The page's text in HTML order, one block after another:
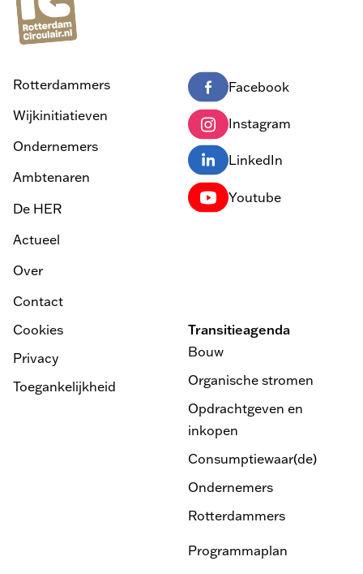
Rotterdammers
Wijkinitiatieven
Ondernemers
Ambtenaren
De HER
Actueel
Over
Contact
Facebook
Instagram
LinkedIn
Youtube
Cookies
Privacy
Toegankelijkheid
Transitieagenda
Bouw
Organische stromen
Opdrachtgeven en
inkopen
Consumptiewaar(de)
Ondernemers
Rotterdammers
Programmaplan